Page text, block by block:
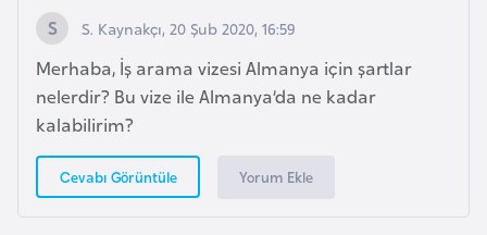
S. Kaynakçı, 20 Şub 2020, 16:59
Merhaba, İş arama vizesi Almanya için şartlar
nelerdir? Bu vize ile Almanya’da ne kadar
kalabilirim?
Cevabı Görüntüle Yorum Ekle
F
i
l
d
i
ş
S